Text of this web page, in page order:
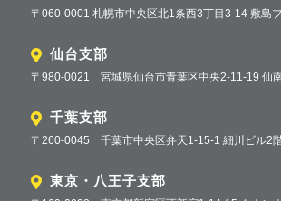
〒060-0001 札幌市中央区北1条西3丁目3-14 敷島
仙台支部
〒980-0021 宮城県仙台市青葉区中央2-11-19 仙
千葉支部
〒260-0045 千葉市中央区弁天1-15-1 細川ビル2
東京・八王子支部